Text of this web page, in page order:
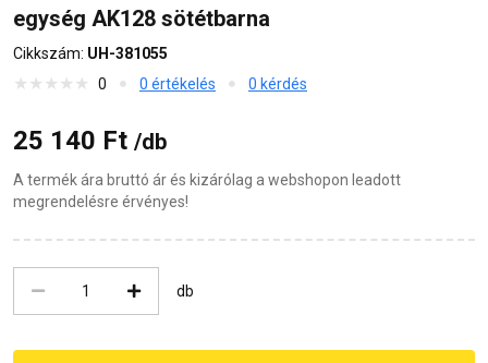
egység AK128 sötétbarna
Cikkszám: UH-381055
0
0 értékelés 0 kérdés
25 140 Ft /db
A termék ára bruttó ár és kizárólag a webshopon leadott
megrendelésre érvényes!
db